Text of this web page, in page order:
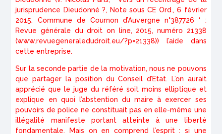
jurisprudence Dieudonné ?, Note sous CE Ord., 6 février
2015, Commune de Cournon d’Auvergne n°387726 ‘ :
Revue générale du droit on line, 2015, numéro 21338
(www.revuegeneraledudroit.eu/?p=21338)) l’aide dans
cette entreprise.
Sur la seconde partie de la motivation, nous ne pouvons
que partager la position du Conseil d’Etat. L’on aurait
apprécié que le juge du référé soit moins elliptique et
explique en quoi l’abstention du maire à exercer ses
pouvoirs de police ne constituait pas en elle-même une
illégalité manifeste portant atteinte à une liberté
fondamentale. Mais on en comprend l’esprit : si une